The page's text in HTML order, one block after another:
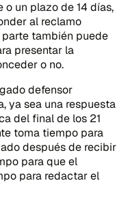
un plazo de 14 días,
al reclamo
también puede
presentar la
o no.
defensor
ya sea una respuesta
del final de los 21
toma tiempo para
después de recibir
para que el
para redactar el